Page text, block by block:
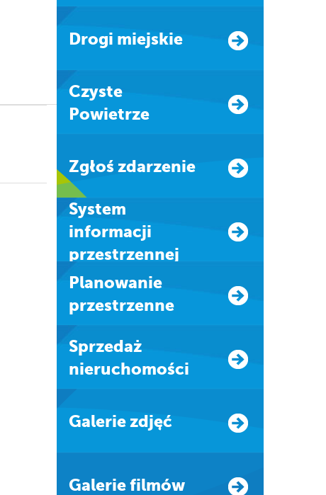
Drogi miejskie
Czyste
Powietrze
Zgłoś zdarzenie
system
informacji
przestrzennej
Planowanie
przestrzenne
Sprzedaż
nieruchomości
Galerie zdjęć
Galerie filmów